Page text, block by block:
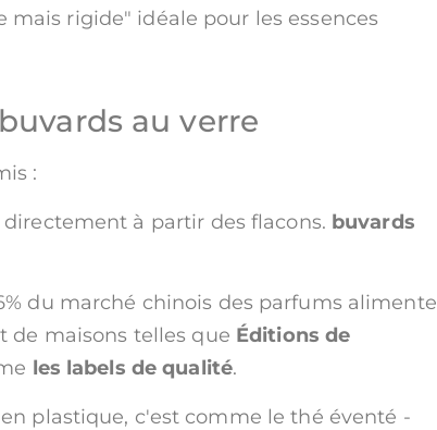
rigide" idéale pour les essences
au verre
:
à partir des flacons. buvards
du marché chinois des parfums alimente
de maisons telles que Éditions de
les labels de qualité.
plastique, c'est comme le thé éventé -